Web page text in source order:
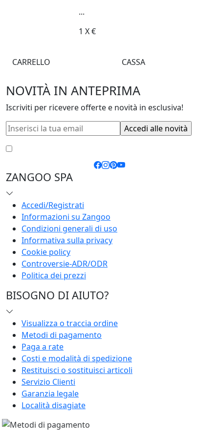
...
1 X€
CARRELLO CASSA
NOVITÀ IN ANTEPRIMA
Iscriviti per ricevere offerte e novità in esclusiva!
ZANGOO SPA
Accedi/Registrati
Informazioni su Zangoo
Condizioni generali di uso
Informativa sulla privacy
Cookie policy
Controversie-ADR/ODR
Politica dei prezzi
BISOGNO DI AIUTO?
Visualizza o traccia ordine
Metodi di pagamento
Paga a rate
Costi e modalità di spedizione
Restituisci o sostituisci articoli
Servizio Clienti
Garanzia legale
Località disagiate